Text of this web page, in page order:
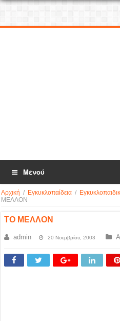
Μενού
Αρχική / Εγκυκλοπαίδεια /
ΜΕΛΛΟΝ
ΤΟ ΜΕΛΛΟΝ
admin 20 Νοεμβρίου, 2003